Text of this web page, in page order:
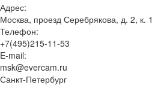
Адрес:
Москва, проезд Серебрякова, д. 2, к. 1
Телефон:
+7(495)215-11-53
E-mail:
msk@evercam.ru
Санкт-Петербург